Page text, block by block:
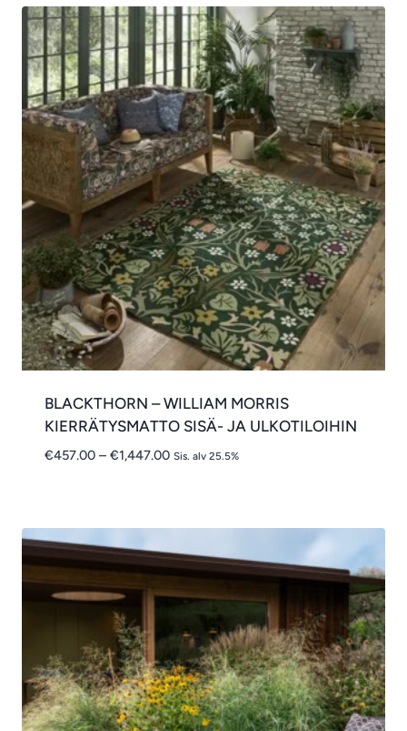
BLACKTHORN – WILLIAM MORRIS
KIERRÄTYSMATTO SISÄ- JA ULKOTILOIHIN
€457.00 – €1,447.00Hintaluokka:
Sis. alv 25.5%